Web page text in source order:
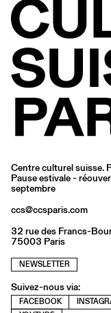
Centre culturel suisse.
Pause estivale -
septembre
ccs@ccsparis.com
32 rue des Francs-
75003 Paris
NEWSLETTER
Suivez-nous via:
FACEBOOK